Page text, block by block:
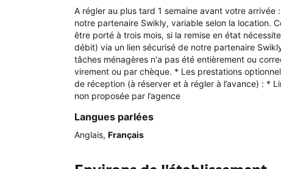
A régler au plus tard 1 semaine avant votre
notre partenaire Swikly, variable selon la location.
être porté à trois mois, si la remise en état
débit) via un lien sécurisé de notre partenaire
tâches ménagères n'a pas été entièrement ou
virement ou par chèque. * Les prestations
de réception (à réserver et à régler à l’avance) : *
non proposée par l’agence
Langues parlées
Anglais, Français